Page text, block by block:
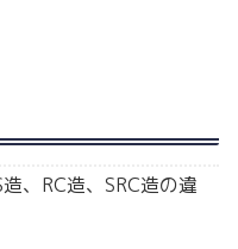
、RC造、SRC造の違